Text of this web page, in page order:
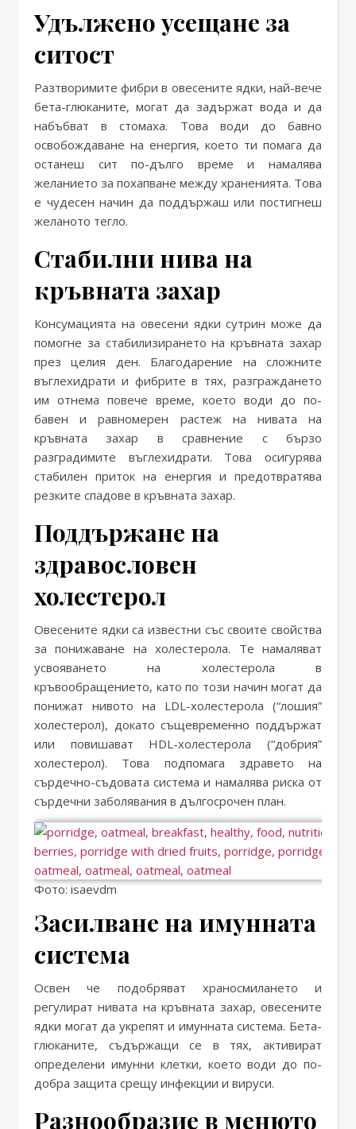
Удължено усещане за
ситост
Разтворимите фибри в овесените ядки, най-вече
бета-глюканите, могат да задържат вода и да
набъбват в стомаха. Това води до бавно
освобождаване на енергия, което ти помага да
останеш сит по-дълго време и намалява
желанието за похапване между храненията. Това
е чудесен начин да поддържаш или постигнеш
желаното тегло.
Стабилни нива на
кръвната захар
Консумацията на овесени ядки сутрин може да
помогне за стабилизирането на кръвната захар
през целия ден. Благодарение на сложните
въглехидрати и фибрите в тях, разграждането
им отнема повече време, което води до по-
бавен и равномерен растеж на нивата на
кръвната захар в сравнение с бързо
разградимите въглехидрати. Това осигурява
стабилен приток на енергия и предотвратява
резките спадове в кръвната захар.
Поддържане на
здравословен
холестерол
Овесените ядки са известни със своите свойства
за понижаване на холестерола. Те намаляват
усвояването на холестерола в
кръвообращението, като по този начин могат да
понижат нивото на LDL-холестерола (“лошия”
холестерол), докато същевременно поддържат
или повишават HDL-холестерола (“добрия”
холестерол). Това подпомага здравето на
сърдечно-съдовата система и намалява риска от
сърдечни заболявания в дългосрочен план.
Фото: isaevdm
Засилване на имунната
система
Освен че подобряват храносмилането и
регулират нивата на кръвната захар, овесените
ядки могат да укрепят и имунната система. Бета-
глюканите, съдържащи се в тях, активират
определени имунни клетки, което води до по-
добра защита срещу инфекции и вируси.
Разнообразие в менюто